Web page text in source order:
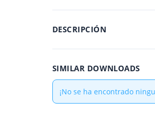
DESCRIPCIÓN
SIMILAR DOWNLOADS
¡No se ha encontrado